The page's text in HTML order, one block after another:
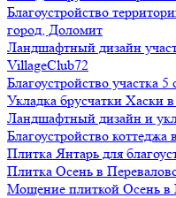
Благоустройство
город, Доломит
Ландшафтный дизайн
VillageClub72
Благоустройство участка
Укладка брусчатки Хаски
Ландшафтный дизайн и
Благоустройство
Плитка Янтарь для
Плитка Осень в
Мощение плиткой Осень в